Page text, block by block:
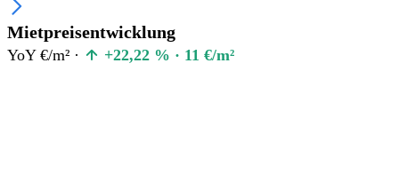
Mietpreisentwicklung
YoY €/m² · +22,22 % · 11 €/m²